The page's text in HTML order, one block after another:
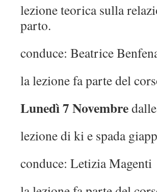
lezione teorica sulla
parto.
conduce: Beatrice
la lezione fa parte del
Lunedì 7 Novembre
lezione di ki e spada
conduce: Letizia Magenti